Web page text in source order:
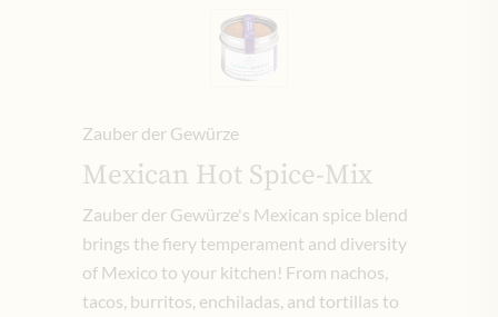
Zauber der Gewürze
Mexican Hot Spice-Mix
Zauber der Gewürze's Mexican spice blend
brings the fiery temperament and diversity
of Mexico to your kitchen! From nachos,
tacos, burritos, enchiladas, and tortillas to